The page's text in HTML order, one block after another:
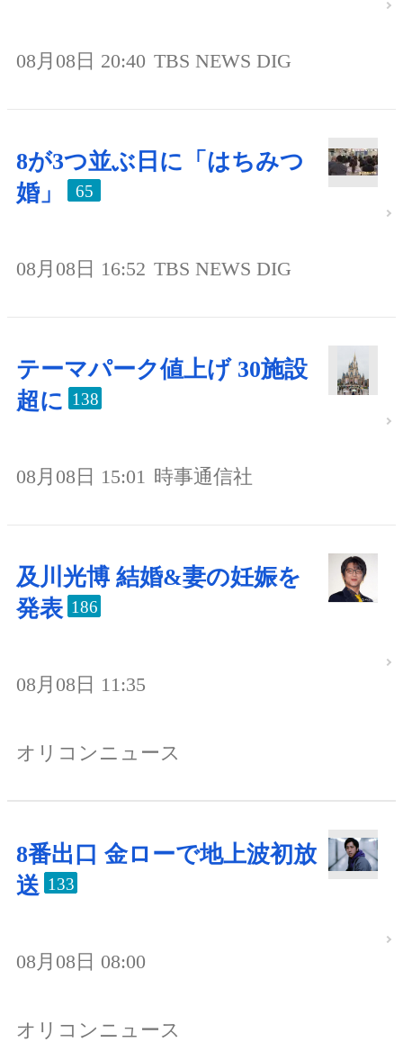
08月08日 20:40 TBS NEWS DIG
8が3つ並ぶ日に「はちみつ
婚」
65
08月08日 16:52 TBS NEWS DIG
テーマパーク値上げ 30施設
超に 138
08月08日 15:01 時事通信社
及川光博 結婚&妻の妊娠を
発表 186
08月08日 11:35
オリコンニュース
8番出口 金ローで地上波初放
送 133
08月08日 08:00
オリコンニュース